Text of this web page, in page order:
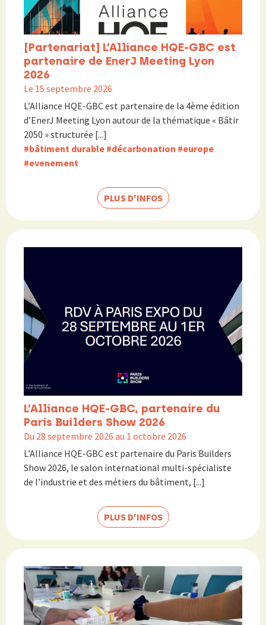
[Partenariat] L’Alliance HQE-GBC est
partenaire de EnerJ Meeting Lyon
2026
Le 15 septembre 2026
L’Alliance HQE-GBC est partenaire de la 4ème édition
d’EnerJ Meeting Lyon autour de la thématique « Bâtir
2050 » structurée [...]
#bâtiment durable #décarbonation #europe
#evenement
PLUS D'INFOS
L’Alliance HQE-GBC, partenaire du
Paris Builders Show 2026
Du 28 septembre 2026 au 1 octobre 2026
L’Alliance HQE-GBC est partenaire du Paris Builders
Show 2026, le salon international multi-spécialiste
de l’industrie et des métiers du bâtiment, [...]
PLUS D'INFOS